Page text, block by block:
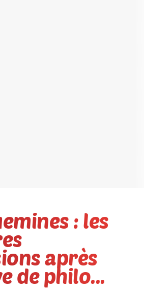
: les
après
de philo...